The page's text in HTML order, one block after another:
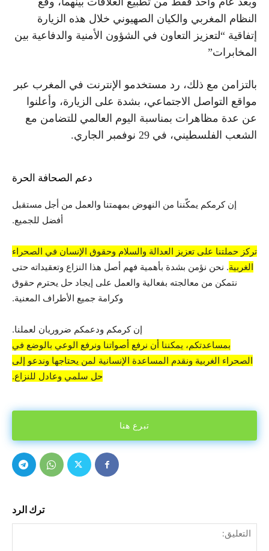
النظام المغربي والكيان الصهيوني خلال هذه الزيارة
إتفاقية “لتعزيز التعاون في الشؤون الأمنية والدفاعية بين
المخابرات”
بالتزامن مع ذلك، رد مستخدمو الإنترنت في المغرب عبر
مواقع التواصل الاجتماعي، بشدة على الزيارة، وأعلنوا
عن عدة مظاهرات بمناسبة اليوم العالمي للتضامن مع
الشعب الفلسطيني، في 29 نوفمبر الجاري.
دعم الصحافة الحرة
إن كرمكم يمكّننا من النهوض بمهمتنا والعمل من أجل مستقبل
أفضل للجميع.
تركز حملتنا على تعزيز العدالة والسلام وحقوق الإنسان في الصحراء
الغربية. نحن نؤمن بشدة بأهمية فهم أصل هذا النزاع وتعقيداته حتى
نتمكن من معالجته بفعالية والعمل على إيجاد حل يحترم حقوق
وكرامة جميع الأطراف المعنية.
إن كرمكم ودعمكم ضروريان لعملنا.
بمساعدتكم، يمكننا أن نرفع أصواتنا ونرفع الوعي بالوضع في
الصحراء الغربية ونقدم المساعدة الإنسانية لمن يحتاجها وندعو إلى
حل سلمي وعادل للنزاع.
تبرع هنا
ترك الرد